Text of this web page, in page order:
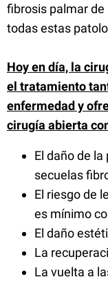
fibrosis palmar
todas estas
Hoy en día, la
el tratamiento
enfermedad y
cirugía abierta
El daño de
secuelas
El riesgo de
es mínimo
El daño
La
La vuelta a